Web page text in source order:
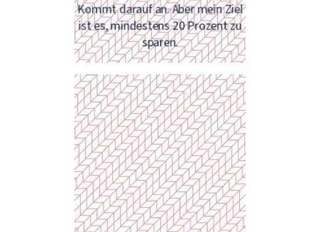
Kommt darauf an. Aber mein Ziel
ist es, mindestens 20 Prozent zu
sparen.